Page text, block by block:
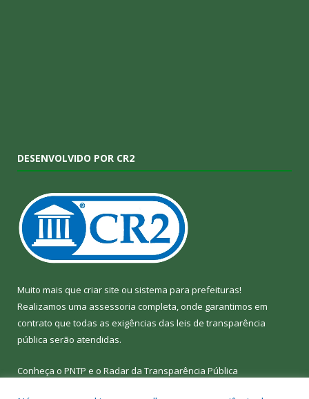
DESENVOLVIDO POR CR2
Muito mais que criar site ou sistema para prefeituras!
Realizamos uma assessoria completa, onde garantimos em
contrato que todas as exigências das leis de transparência
pública serão atendidas.
Conheça o PNTP e o Radar da Transparência Pública